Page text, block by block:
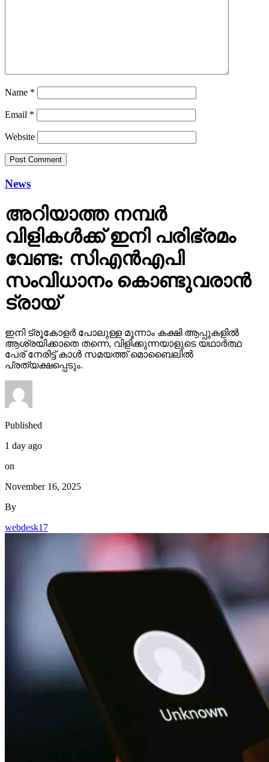
Name *
Email *
Website
News
അറിയാത്ത നമ്പര്‍
വിളികള്‍ക്ക് ഇനി പരിഭ്രമം
വേണ്ട: സിഎന്‍എപി
സംവിധാനം കൊണ്ടുവരാന്‍
ട്രായ്
ഇനി ട്രൂകോളര്‍ പോലുള്ള മൂന്നാം കക്ഷി ആപ്പുകളില്‍
ആശ്രയിക്കാതെ തന്നെ, വിളിക്കുന്നയാളുടെ യഥാര്‍ത്ഥ
പേര് നേരിട്ട് കാള്‍ സമയത്ത് മൊബൈലില്‍
പ്രത്യക്ഷപ്പെടും.
Published
1 day ago
on
November 16, 2025
By
webdesk17